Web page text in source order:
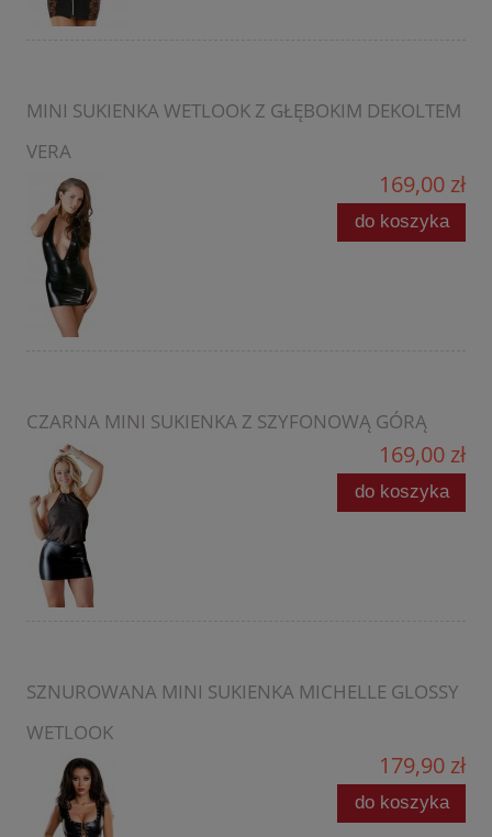
MINI SUKIENKA WETLOOK Z GŁĘBOKIM DEKOLTEM
VERA
169,00 zł
do koszyka
CZARNA MINI SUKIENKA Z SZYFONOWĄ GÓRĄ
169,00 zł
do koszyka
SZNUROWANA MINI SUKIENKA MICHELLE GLOSSY
WETLOOK
179,90 zł
do koszyka